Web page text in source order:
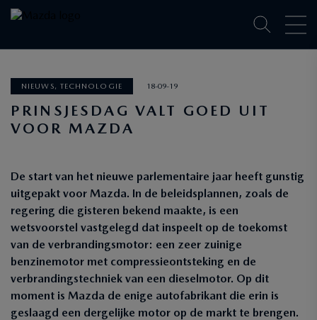
NIEUWS, TECHNOLOGIE 18-09-19
PRINSJESDAG VALT GOED UIT
VOOR MAZDA
De start van het nieuwe parlementaire jaar heeft gunstig
uitgepakt voor Mazda. In de beleidsplannen, zoals de
regering die gisteren bekend maakte, is een
wetsvoorstel vastgelegd dat inspeelt op de toekomst
van de verbrandingsmotor: een zeer zuinige
benzinemotor met compressieontsteking en de
verbrandingstechniek van een dieselmotor. Op dit
moment is Mazda de enige autofabrikant die erin is
geslaagd een dergelijke motor op de markt te brengen.